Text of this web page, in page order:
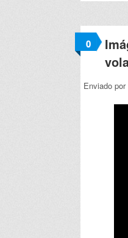
0
Enviado por